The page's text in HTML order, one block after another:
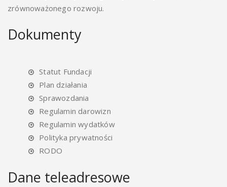
zrównoważonego rozwoju.
Dokumenty
Statut Fundacji
Plan działania
Sprawozdania
Regulamin darowizn
Regulamin wydatków
Polityka prywatności
RODO
Dane teleadresowe